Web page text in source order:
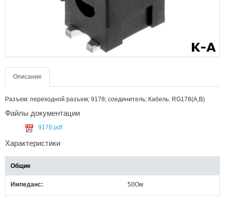
Описание
Разъем: переходной разъем; 9178; соединитель; Кабель: RG178(A,B)
Файлы документации
9178.pdf
Характеристики
Общие
Импеданс 50Ом